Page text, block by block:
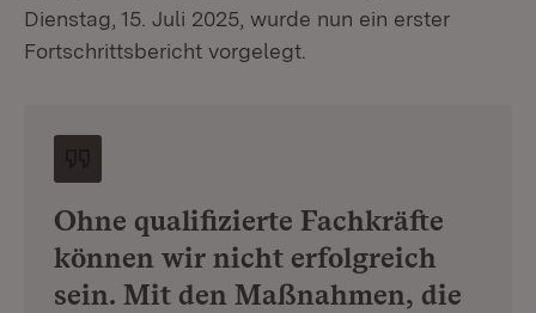
Dienstag, 15. Juli 2025, wurde nun ein erster
Fortschrittsbericht vorgelegt.
Ohne qualifizierte Fachkräfte
können wir nicht erfolgreich
sein. Mit den Maßnahmen, die